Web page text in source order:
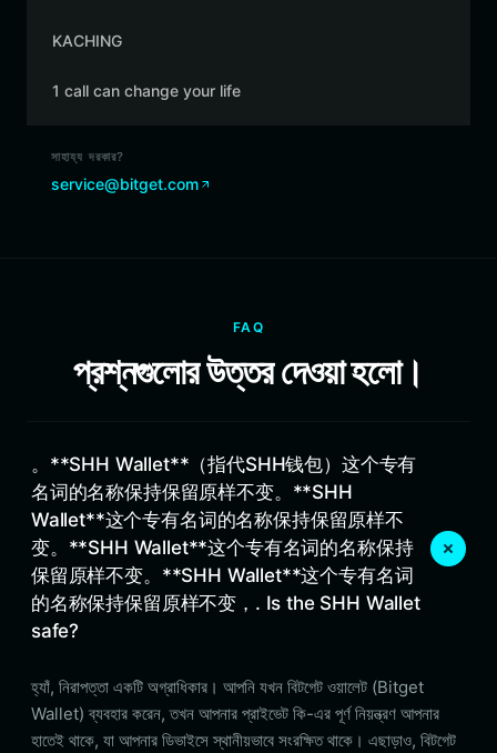
KACHING
1 call can change your life
সাহায্য দরকার?
service@bitget.com
FAQ
প্রশ্নগুলোর উত্তর দেওয়া হলো।
。**SHH Wallet**（指代SHH钱包）这个专有
名词的名称保持保留原样不变。**SHH
Wallet**这个专有名词的名称保持保留原样不
变。**SHH Wallet**这个专有名词的名称保持
保留原样不变。**SHH Wallet**这个专有名词
的名称保持保留原样不变，. Is the SHH Wallet
safe?
হ্যাঁ, নিরাপত্তা একটি অগ্রাধিকার। আপনি যখন বিটগেট ওয়ালেট (Bitget
Wallet) ব্যবহার করেন, তখন আপনার প্রাইভেট কি-এর পূর্ণ নিয়ন্ত্রণ আপনার
হাতেই থাকে, যা আপনার ডিভাইসে স্থানীয়ভাবে সংরক্ষিত থাকে। এছাড়াও, বিটগেট